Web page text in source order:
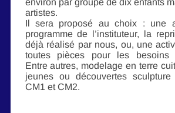
artistes.
Il sera proposé au choix : une
programme de l’instituteur, la
déjà réalisé par nous, ou, une
toutes pièces pour les besoins
Entre autres, modelage en terre
jeunes ou découvertes
CM1 et CM2.